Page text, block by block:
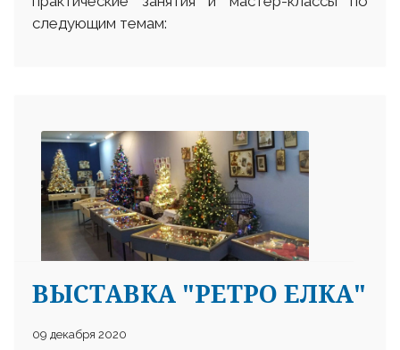
следующим темам:
ВЫСТАВКА "РЕТРО ЕЛКА"
09 декабря 2020